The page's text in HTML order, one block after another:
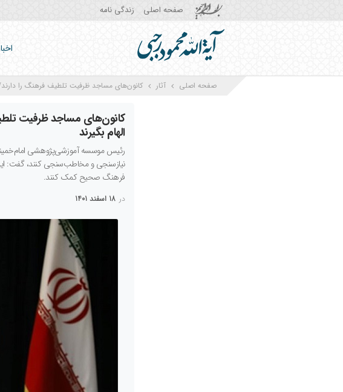
صفحه اصلی زندگی نامه
صفحه اصلی آثار کانون‌های مساجد ظرفیت تلطیف فرهنگ را
کانون‌های مساجد ظرفیت
الهام بگیرند
رئیس موسسه آموزشی‌پژوهشی
نیازسنجی و مخاطب‌سنجی کنند، گفت: این
فرهنگ صحیح کمک کنند.
در 18 اسفند 1401